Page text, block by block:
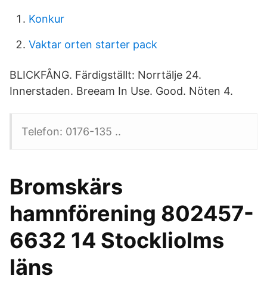
Konkur
Vaktar orten starter pack
BLICKFÅNG. Färdigställt: Norrtälje 24.
Innerstaden. Breeam In Use. Good. Nöten 4.
Telefon: 0176-135 ..
Bromskärs
hamnförening 802457-
6632 14 Stockliolms
läns